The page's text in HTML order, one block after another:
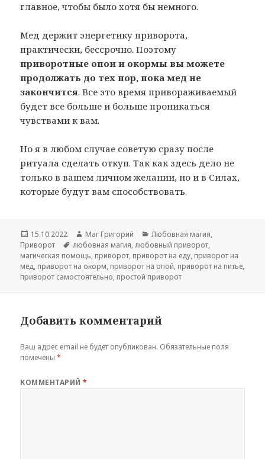
главное, чтобы было хотя бы немного.
Мед держит энергетику приворота,
практически, бессрочно. Поэтому
приворотные опои и окормы вы можете
продолжать до тех пор, пока мед не
закончится. Все это время привораживаемый
будет все больше и больше проникаться
чувствами к вам.
Но я в любом случае советую сразу после
ритуала сделать откуп. Так как здесь дело не
только в вашем личном желании, но и в Силах,
которые будут вам способствовать.
Опубликовано
15.10.2022 Автор
Маг Григорий Рубрики
Любовная магия,
Приворот
Метки
любовная магия,любовный приворот,
магическая помощь, приворот, приворот на еду, приворот на
мед, приворот на окорм, приворот на опой, приворот на питье,
приворот самостоятельно, простой приворот
Добавить комментарий
Ваш адрес email не будет опубликован. Обязательные поля
помечены*
КОММЕНТАРИЙ*